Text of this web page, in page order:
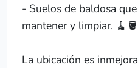
- Suelos de baldosa
mantener y limpiar. 🧹🪣
La ubicación es